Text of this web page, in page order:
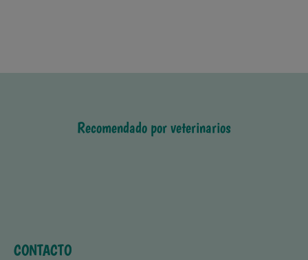
Recomendado por veterinarios
CONTACTO